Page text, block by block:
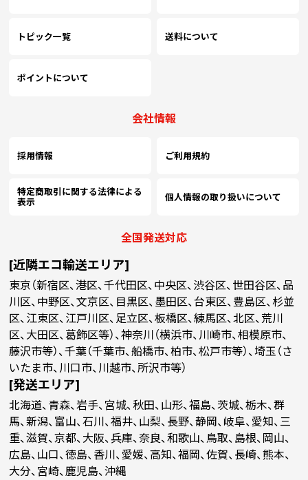
トピック一覧 送料について
ポイントについて
会社情報
採用情報 ご利用規約
特定商取引に関する法律による
表示
個人情報の取り扱いについて
全国発送対応
[近隣エコ輸送エリア]
東京（新宿区、港区、千代田区、中央区、渋谷区、世田谷区、品
川区、中野区、文京区、目黒区、墨田区、台東区、豊島区、杉並
区、江東区、江戸川区、足立区、板橋区、練馬区、北区、荒川
区、大田区、葛飾区等）、神奈川（横浜市、川崎市、相模原市、
藤沢市等）、千葉（千葉市、船橋市、柏市、松戸市等）、埼玉（さ
いたま市、川口市、川越市、所沢市等）
[発送エリア]
北海道、青森、岩手、宮城、秋田、山形、福島、茨城、栃木、群
馬、新潟、富山、石川、福井、山梨、長野、静岡、岐阜、愛知、三
重、滋賀、京都、大阪、兵庫、奈良、和歌山、鳥取、島根、岡山、
広島、山口、徳島、香川、愛媛、高知、福岡、佐賀、長崎、熊本、
大分、宮崎、鹿児島、沖縄